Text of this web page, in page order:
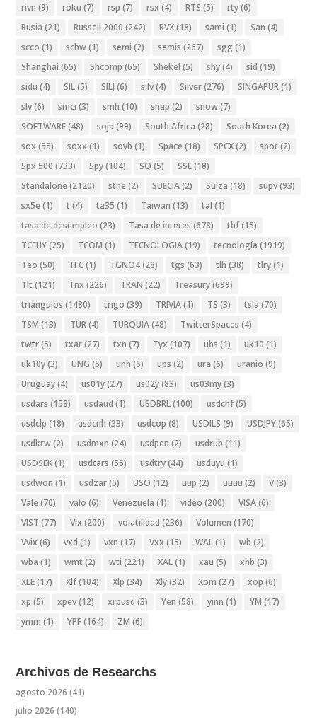
rivn (9) roku (7) rsp (7) rsx (4) RTS (5) rty(6)
Rusia (21) Russell 2000 (242) RVX(18) sami (1) San (4)
scco (1) schw(1) semi (2) semis (267) sgg (1)
Shanghai (65) Shcomp (65) Shekel (5) shy(4) sid (19)
sidu (4) SIL(5) SILJ (6) silv(4) Silver(276) SINGAPUR(1)
slv(6) smci (3) smh (10) snap (2) snow(7)
SOFTWARE(48) soja (99) South Africa (28) South Korea (2)
sox (55) soxx (1) soyb (1) Space (18) SPCX(2) spot (2)
Spx 500 (733) Spy(104) SQ (5) SSE(18)
Standalone (2120) stne (2) SUECIA(2) Suiza (18) supv(93)
sx5e (1) t (4) ta35 (1) Taiwan (13) tal (1)
tasa de desempleo (23) Tasa de interes (678) tbf(15)
TCEHY(25) TCOM (1) TECNOLOGIA(19) tecnología (1919)
Teo (50) TFC(1) TGNO4(28) tgs (63) tlh (38) tlry(1)
Tlt (121) Tnx (226) TRAN (22) Treasury(699)
triangulos (1480) trigo (39) TRIVIA(1) TS (3) tsla (70)
TSM (13) TUR(4) TURQUIA(48) TwitterSpaces (4)
twtr(5) txar(27) txn (7) Tyx (107) ubs (1) uk10 (1)
uk10y(3) UNG (5) unh (6) ups (2) ura (6) uranio (9)
Uruguay(4) us01y(27) us02y(83) us03my(3)
usdars (158) usdaud (1) USDBRL(100) usdchf(5)
usdclp (18) usdcnh (33) usdcop (8) USDILS (9) USDJPY(65)
usdkrw(2) usdmxn (24) usdpen (2) usdrub (11)
USDSEK(1) usdtars (55) usdtry(44) usduyu (1)
usdwon (1) usdzar(5) USO (12) uup (2) uuuu (2) V(3)
Vale (70) valo (6) Venezuela (1) video (200) VISA(6)
VIST (77) Vix (200) volatilidad (236) Volumen (170)
Vvix (6) vxd (1) vxn (17) Vxx (15) WAL(1) wb (2)
wba (1) wmt (2) wti (221) XAL(1) xau (5) xhb (3)
XLE(17) Xlf(104) Xlp (34) Xly(32) Xom (27) xop (6)
xp (5) xpev(12) xrpusd (3) Yen (58) yinn (1) YM (17)
ymm (1) YPF(164) ZM (6)
Archivos de Researchs
agosto 2026 (41)
julio 2026 (140)